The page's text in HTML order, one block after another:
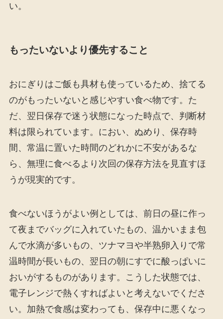
い。
もったいないより優先すること
おにぎりはご飯も具材も使っているため、捨てる
のがもったいないと感じやすい食べ物です。た
だ、翌日保存で迷う状態になった時点で、判断材
料は限られています。におい、ぬめり、保存時
間、常温に置いた時間のどれかに不安があるな
ら、無理に食べるより次回の保存方法を見直すほ
うが現実的です。
食べないほうがよい例としては、前日の昼に作っ
て夜までバッグに入れていたもの、温かいまま包
んで水滴が多いもの、ツナマヨや半熟卵入りで常
温時間が長いもの、翌日の朝にすでに酸っぱいに
おいがするものがあります。こうした状態では、
電子レンジで熱くすればよいと考えないでくださ
い。加熱で食感は変わっても、保存中に悪くなっ